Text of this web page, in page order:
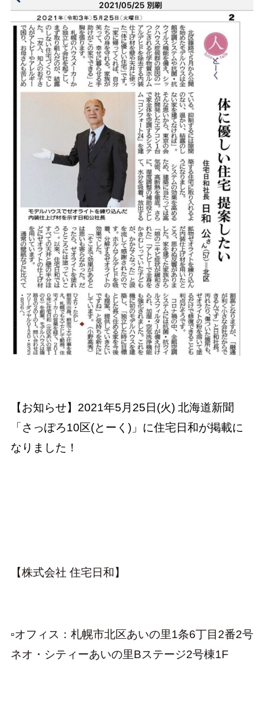
【お知らせ】2021年5月25日(火) 北海道新聞
「さっぽろ10区(とーく)」に住宅日和が掲載に
なりました！
【株式会社 住宅日和】
▫オフィス：札幌市北区あいの里1条6丁目2番2号
ネオ・シティーあいの里Bステージ2号棟1F